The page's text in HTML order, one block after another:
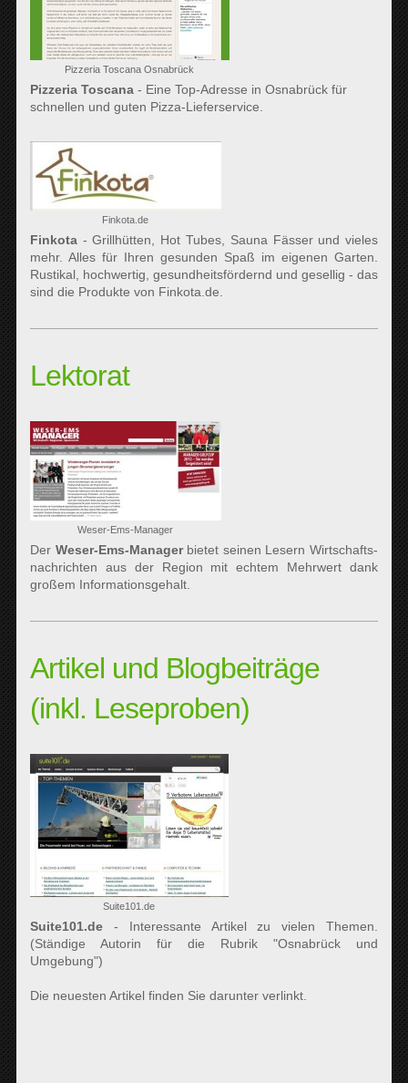
Pizzeria Toscana Osnabrück
Pizzeria Toscana- Eine Top-Adresse in Osnabrück für
schnellen und guten Pizza-Lieferservice.
Finkota.de
Finkota- Grillhütten, Hot Tubes, Sauna Fässer und vieles
mehr. Alles für Ihren gesunden Spaß im eigenen Garten.
Rustikal, hochwertig, gesundheitsfördernd und gesellig - das
sind die Produkte von Finkota.de.
Lektorat
Weser-Ems-Manager
Der Weser-Ems-Managerbietet seinen Lesern Wirtschafts-
nachrichten aus der Region mit echtem Mehrwert dank
großem Informationsgehalt.
Artikel und Blogbeiträge
(inkl. Leseproben)
Suite101.de
Suite101.de- Interessante Artikel zu vielen Themen.
(Ständige Autorin für die Rubrik "Osnabrück und
Umgebung")
Die neuesten Artikel finden Sie darunter verlinkt.